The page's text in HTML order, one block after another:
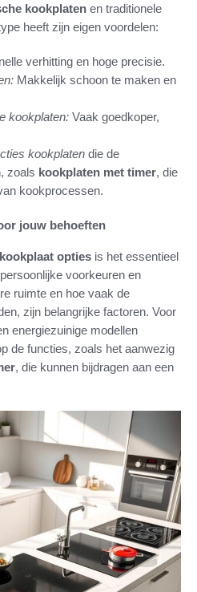
kookplaten en traditionele
heeft zijn eigen voordelen:
verhitting en hoge precisie.
Makkelijk schoon te maken en
kookplaten: Vaak goedkoper,
kookplaten die de
zoals kookplaten met timer, die
kookprocessen.
jouw behoeften
opties is het essentieel
voorkeuren en
ruimte en hoe vaak de
zijn belangrijke factoren. Voor
energiezuinige modellen
de functies, zoals het aanwezig
, die kunnen bijdragen aan een